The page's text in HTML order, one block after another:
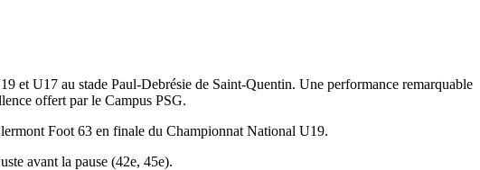
et U17 au stade Paul-Debrésie de Saint-Quentin. Une performance remarquable
offert par le Campus PSG.
Foot 63 en finale du Championnat National U19.
avant la pause (42e, 45e).